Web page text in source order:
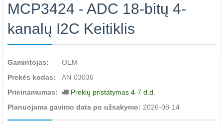
MCP3424 - ADC 18-bitų 4-
kanalų I2C Keitiklis
Gamintojas:
OEM
Prekės kodas:
AN-03036
Prieinamumas:
Prekių pristatymas 4-7 d.d.
Planuojama gavimo data po užsakymo: 2026-08-14